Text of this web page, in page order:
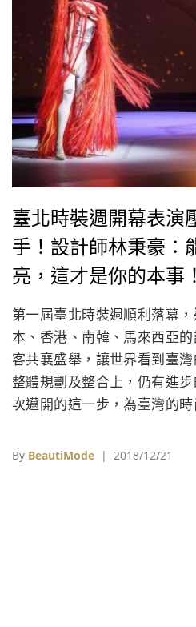
臺北時裝週開幕表演
手！設計師林秉豪：
亮，這才是你的本事！
第一屆臺北時裝週順利落幕
本、香港、南韓、馬來西亞
客共襄盛舉，讓世界看到臺
整體規劃及整合上，仍有進
次邁開的這一步，為臺灣的
By BeautiMode | 2018/12/21